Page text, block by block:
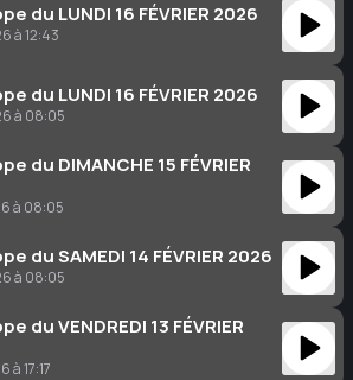
du LUNDI 16 FÉVRIER 2026
à 12:43
du LUNDI 16 FÉVRIER 2026
à 08:05
du DIMANCHE 15 FÉVRIER
à 08:05
du SAMEDI 14 FÉVRIER 2026
à 08:05
du VENDREDI 13 FÉVRIER
à 17:17